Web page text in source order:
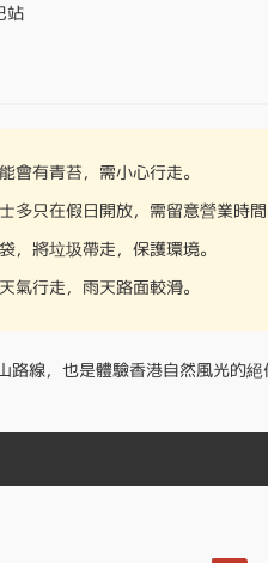
站
會有青苔，需小心行走。
多只在假日開放，需留意營業時間
，將垃圾帶走，保護環境。
氣行走，雨天路面較滑。
路線，也是體驗香港自然風光的